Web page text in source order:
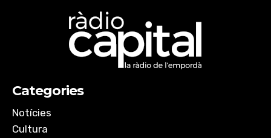
Categories
Notícies
Cultura